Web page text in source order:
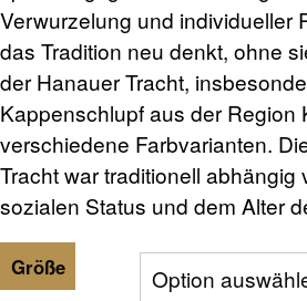
Verwurzelung und individueller
das Tradition neu denkt, ohne
der Hanauer Tracht,
Kappenschlupf aus der Region
verschiedene Farbvarianten.
Tracht war traditionell abhängig
sozialen Status und dem Alter
Größe